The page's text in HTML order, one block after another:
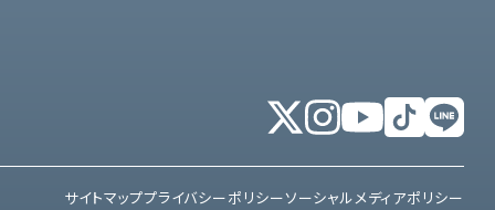
サイトマッププライバシーポリシーソーシャルメディアポリシー